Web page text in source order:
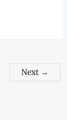
Next →